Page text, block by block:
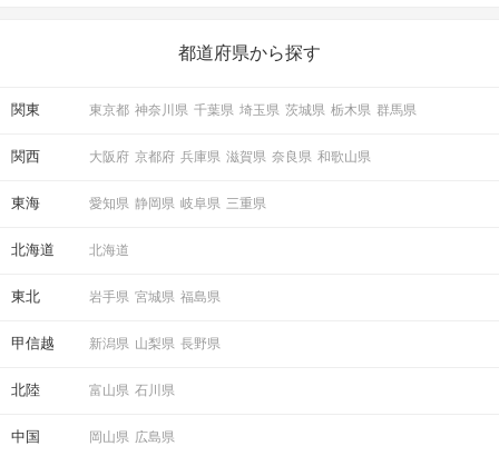
の楽しいことアイデアを集めました♪ いままさに楽しいことを探し
都道府県から探す
関東 東京都 神奈川県 千葉県 埼玉県 茨城県 栃木県 群馬県
関西 大阪府 京都府 兵庫県 滋賀県 奈良県 和歌山県
東海 愛知県 静岡県 岐阜県 三重県
北海道 北海道
東北 岩手県 宮城県 福島県
甲信越 新潟県 山梨県 長野県
北陸 富山県 石川県
中国 岡山県 広島県